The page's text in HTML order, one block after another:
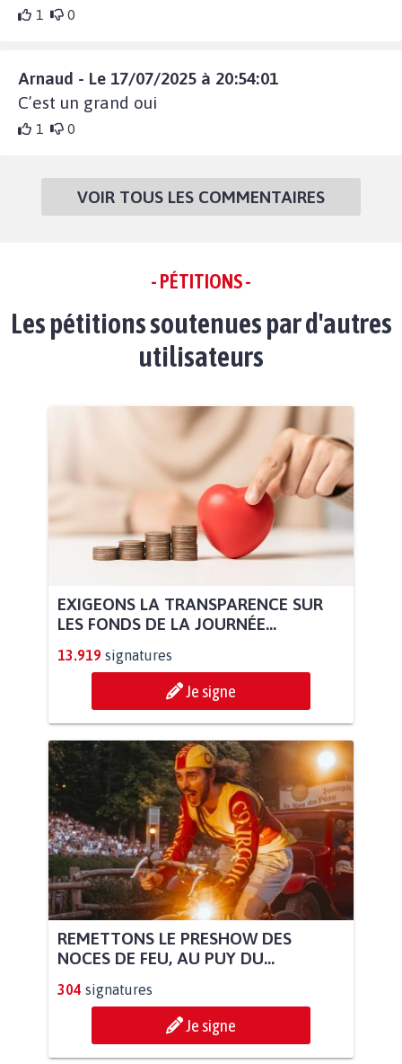
1 0
Arnaud - Le 17/07/2025 à 20:54:01
C’est un grand oui
1 0
VOIR TOUS LES COMMENTAIRES
- PÉTITIONS -
Les pétitions soutenues par d'autres
utilisateurs
EXIGEONS LA TRANSPARENCE SUR
LES FONDS DE LA JOURNÉE...
13.919 signatures
Je signe
REMETTONS LE PRESHOW DES
NOCES DE FEU, AU PUY DU...
304 signatures
Je signe